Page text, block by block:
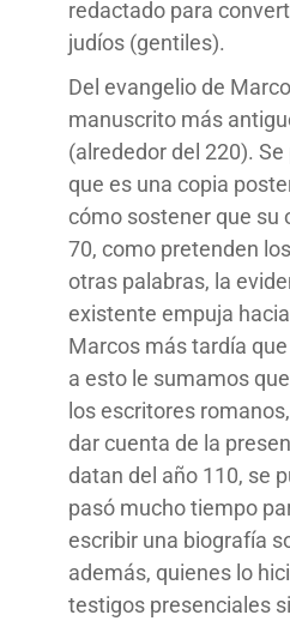
redactado para
judíos (gentiles).
Del evangelio de
manuscrito más
(alrededor del 220).
que es una copia
cómo sostener que su
70, como pretenden
otras palabras, la
existente empuja
Marcos más tardía
a esto le sumamos
los escritores
dar cuenta de la
datan del año 110, se
pasó mucho tiempo
escribir una biografía
además, quienes lo
testigos presenciales